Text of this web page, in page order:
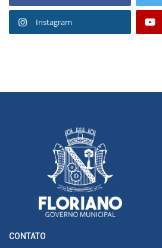
Instagram
CONTATO